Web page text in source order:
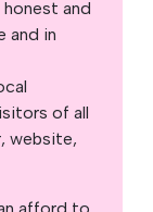
and
and in
of all
website,